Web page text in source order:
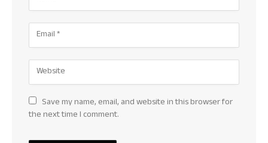
Save my name, email, and website in this browser for
the next time I comment.